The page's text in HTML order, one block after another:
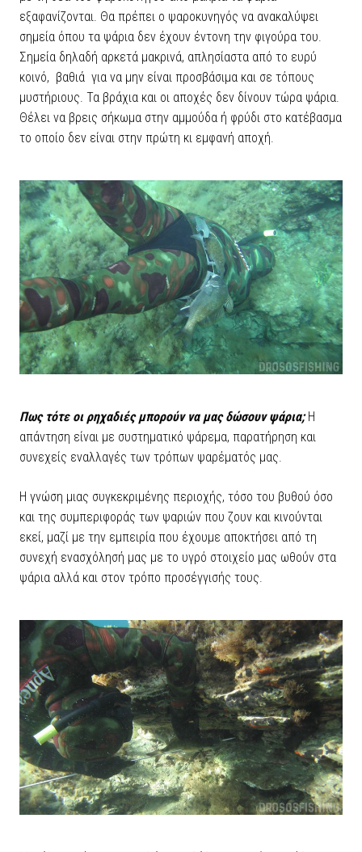
εξαφανίζονται. Θα πρέπει ο ψαροκυνηγός να ανακαλύψει
σημεία όπου τα ψάρια δεν έχουν έντονη την φιγούρα του.
Σημεία δηλαδή αρκετά μακρινά, απλησίαστα από το ευρύ
κοινό, βαθιά για να μην είναι προσβάσιμα και σε τόπους
μυστήριους. Τα βράχια και οι αποχές δεν δίνουν τώρα ψάρια.
Θέλει να βρεις σήκωμα στην αμμούδα ή φρύδι στο κατέβασμα
το οποίο δεν είναι στην πρώτη κι εμφανή αποχή.
Πως τότε οι ρηχαδιές μπορούν να μας δώσουν ψάρια; Η
απάντηση είναι με συστηματικό ψάρεμα, παρατήρηση και
συνεχείς εναλλαγές των τρόπων ψαρέματός μας.
Η γνώση μιας συγκεκριμένης περιοχής, τόσο του βυθού όσο
και της συμπεριφοράς των ψαριών που ζουν και κινούνται
εκεί, μαζί με την εμπειρία που έχουμε αποκτήσει από τη
συνεχή ενασχόλησή μας με το υγρό στοιχείο μας ωθούν στα
ψάρια αλλά και στον τρόπο προσέγγισής τους.